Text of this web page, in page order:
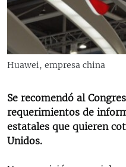
RADIO MARTÍ
ESPECIALES
ESPECIALES
SER VIEJO EN CUBA
KENTU-CUBANO
LOS SANTOS DE HIALEAH
MULTIMEDIA
SÍGUENOS
Huawei, empresa china
Se recomendó al
requerimientos de
estatales que quieren
Unidos.